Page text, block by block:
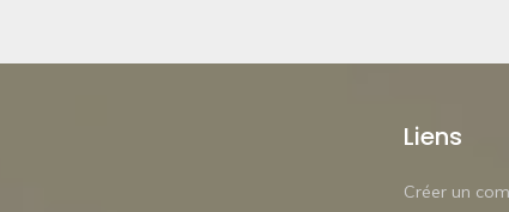
Liens
Créer un